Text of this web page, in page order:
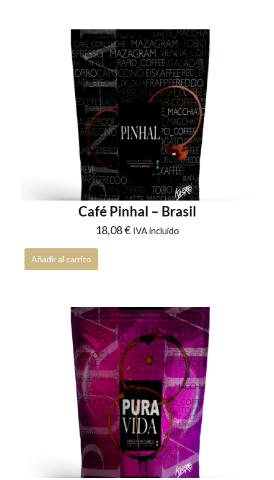
Café Pinhal – Brasil
18,08€ IVA incluido
Añadir al carrito